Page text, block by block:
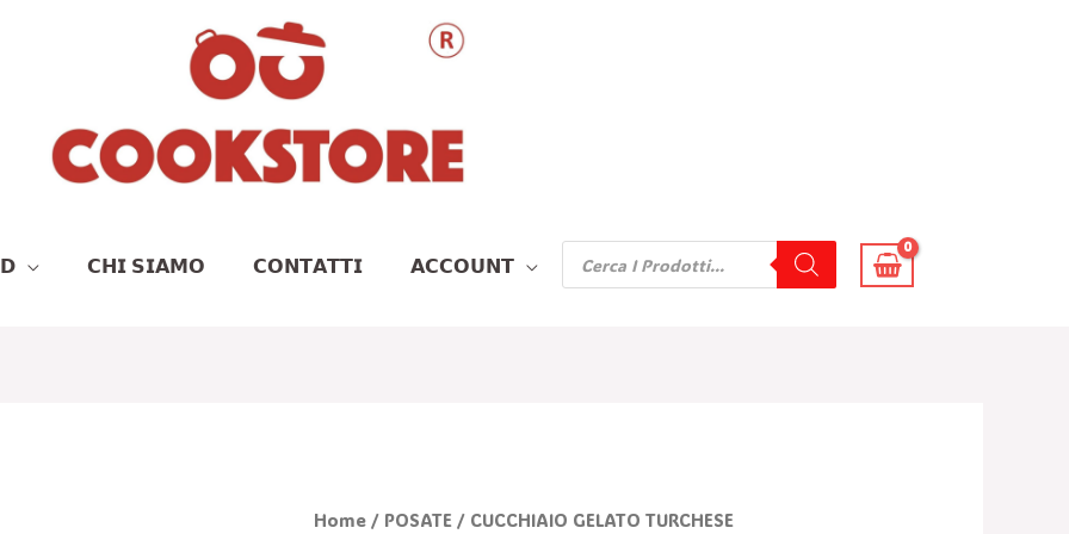
𝗖𝗛𝗜 𝗦𝗜𝗔𝗠𝗢 𝗖𝗢𝗡𝗧𝗔𝗧𝗧𝗜 𝗔𝗖𝗖𝗢𝗨𝗡𝗧
Products
Search
Home / POSATE / CUCCHIAIO GELATO TURCHESE
Il
Il
CUCCHIAIO